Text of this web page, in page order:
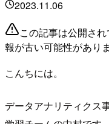
2023.11.06
この記事は公開さ
報が古い可能性があり
こんちには。
データアナリティクス